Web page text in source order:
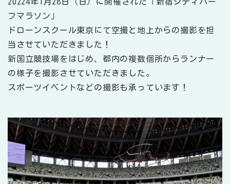
フマラソン」
ドローンスクール東京にて空撮と地上からの撮影を担
当させていただきました！
新国立競技場をはじめ、都内の複数個所からランナー
の様子を撮影させていただきました。
スポーツイベントなどの撮影も承っています！